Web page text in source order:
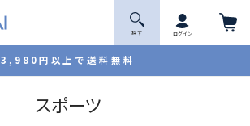
3,980円以上で送料無料
探 す ログイン
スポーツ